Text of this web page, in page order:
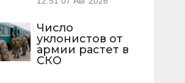
Число
уклонистов от
армии растет в
СКО